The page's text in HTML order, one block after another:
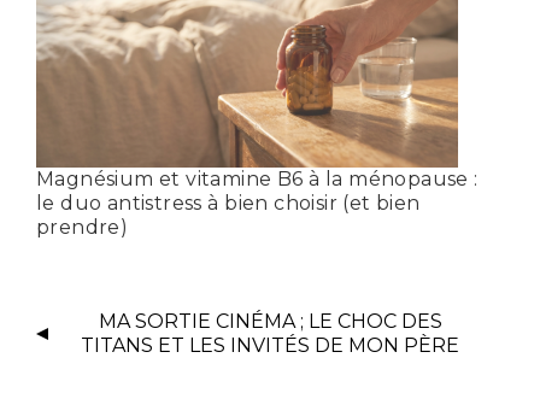
Magnésium et vitamine B6 à la ménopause :
le duo antistress à bien choisir (et bien
prendre)
MA SORTIE CINÉMA ; LE CHOC DES
TITANS ET LES INVITÉS DE MON PÈRE